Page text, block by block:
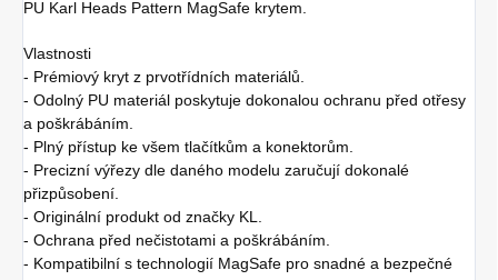
PU Karl Heads Pattern MagSafe krytem.
Vlastnosti
- Prémiový kryt z prvotřídních materiálů.
- Odolný PU materiál poskytuje dokonalou ochranu před otřesy
a poškrábáním.
- Plný přístup ke všem tlačítkům a konektorům.
- Precizní výřezy dle daného modelu zaručují dokonalé
přizpůsobení.
- Originální produkt od značky KL.
- Ochrana před nečistotami a poškrábáním.
- Kompatibilní s technologií MagSafe pro snadné a bezpečné